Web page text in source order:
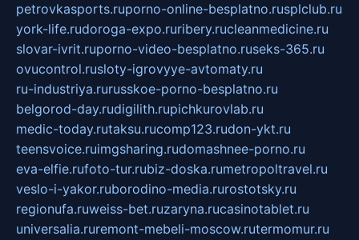
petrovkasports.ruporno-online-besplatno.rusplclub.ru
york-life.rudoroga-expo.ruribery.rucleanmedicine.ru
slovar-ivrit.ruporno-video-besplatno.ruseks-365.ru
ovucontrol.rusloty-igrovyye-avtomaty.ru
ru-industriya.rurusskoe-porno-besplatno.ru
belgorod-day.rudigilith.rupichkurovlab.ru
medic-today.rutaksu.rucomp123.rudon-ykt.ru
teensvoice.ruimgsharing.rudomashnee-porno.ru
eva-elfie.rufoto-tur.rubiz-doska.rumetropoltravel.ru
veslo-i-yakor.ruborodino-media.rurostotsky.ru
regionufa.ruweiss-bet.ruzaryna.rucasinotablet.ru
universalia.ruremont-mebeli-moscow.rutermomur.ru